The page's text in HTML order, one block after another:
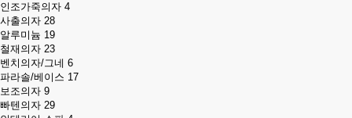
인조가죽의자 4
사출의자 28
알루미늄 19
철재의자 23
벤치의자/그네 6
파라솔/베이스 17
보조의자 9
빠텐의자 29